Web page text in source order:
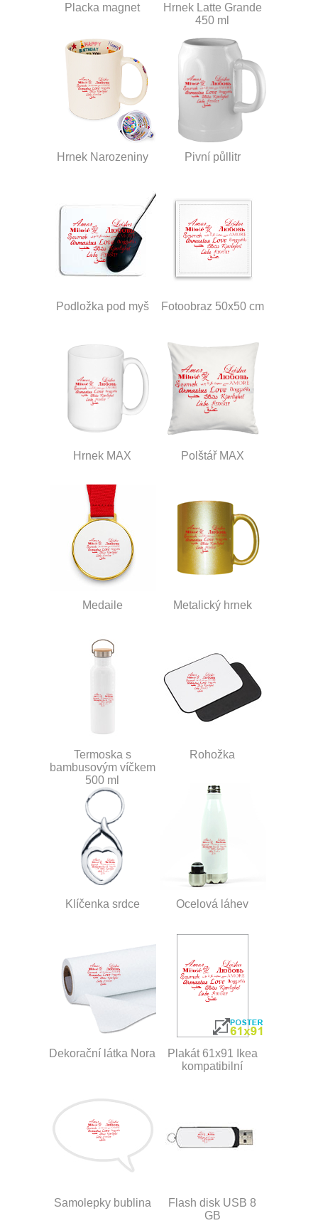
Placka magnet
Hrnek Latte Grande
450 ml
Hrnek Narozeniny Pivní půllitr
Podložka pod myš Fotoobraz 50x50 cm
Hrnek MAX Polštář MAX
Medaile Metalický hrnek
Termoska s
bambusovým víčkem
500 ml
Rohožka
Klíčenka srdce Ocelová láhev
Dekorační látka Nora
Plakát 61x91 Ikea
kompatibilní
Samolepky bublina
Flash disk USB 8
GB